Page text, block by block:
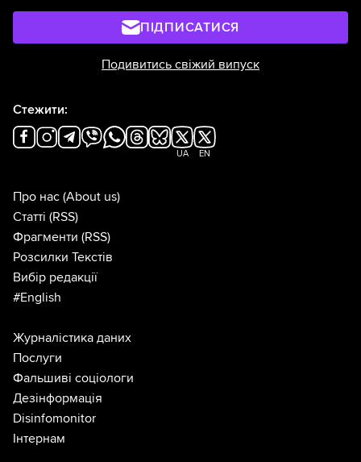
ПІДПИСАТИСЯ
Подивитись свіжий випуск
Стежити:
UA EN
Про нас (About us)
Статті (RSS)
Фрагменти (RSS)
Розсилки Текстів
Вибір редакції
#English
Журналістика даних
Послуги
Фальшиві соціологи
Дезінформація
Disinfomonitor
Інтернам